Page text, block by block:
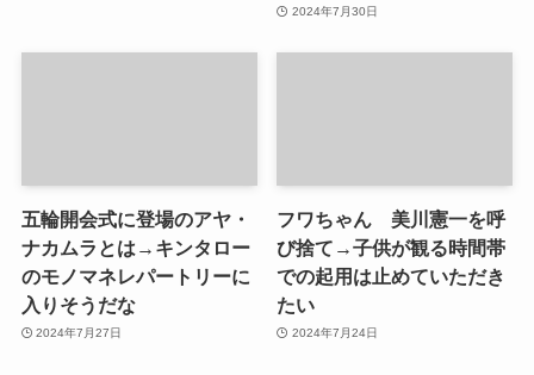
2024年7月30日
五輪開会式に登場のアヤ・
ナカムラとは→キンタロー
のモノマネレパートリーに
入りそうだな
2024年7月27日
フワちゃん 美川憲一を呼
び捨て→子供が観る時間帯
での起用は止めていただき
たい
2024年7月24日